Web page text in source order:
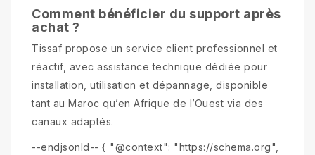
Comment bénéficier du support après
achat ?
Tissaf propose un service client professionnel et
réactif, avec assistance technique dédiée pour
installation, utilisation et dépannage, disponible
tant au Maroc qu’en Afrique de l’Ouest via des
canaux adaptés.
--endjsonld-- { "@context": "https://schema.org",